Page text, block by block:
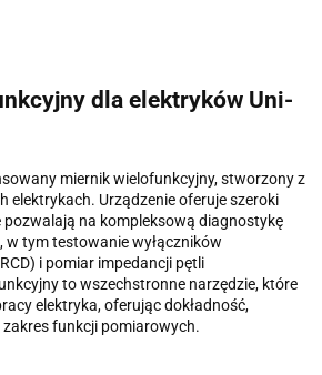
dla elektryków Uni-
miernik wielofunkcyjny, stworzony z
elektrykach. Urządzenie oferuje szeroki
na kompleksową diagnostykę
w tym testowanie wyłączników
i pomiar impedancji pętli
to wszechstronne narzędzie, które
elektryka, oferując dokładność,
funkcji pomiarowych.